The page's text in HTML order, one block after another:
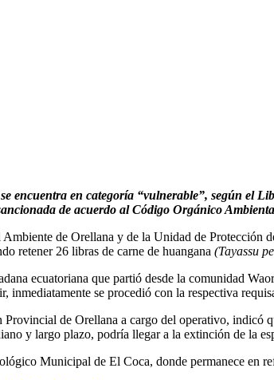
encuentra en categoría “vulnerable”, según el
de acuerdo al Código Orgánico
de Orellana y de la Unidad de
retener 26 libras de carne de huangana (Tayassu
ecuatoriana que partió desde la comunidad
inmediatamente se procedió con la respectiva
de Orellana a cargo del operativo, indicó
y largo plazo, podría llegar a la extinción de la
Municipal de El Coca, donde permanece en